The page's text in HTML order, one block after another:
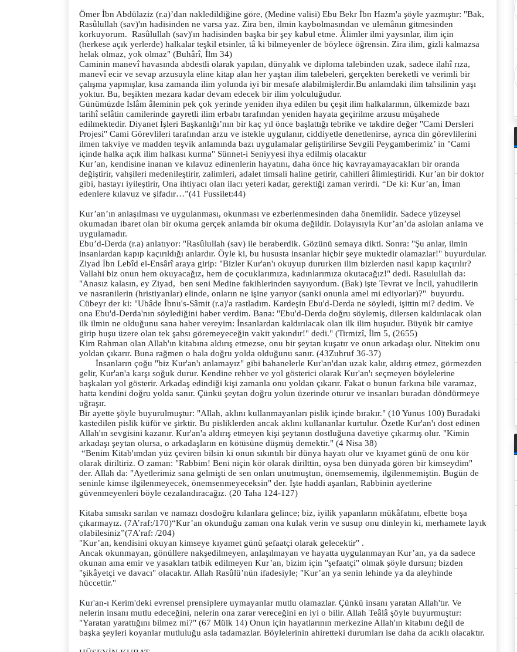
Ömer İbn Abdülaziz (r.a)’dan nakledildiğine göre, (Medine valisi) Ebu Bekr İbn Hazm'a şöyle yazmıştır: "Bak,
Rasûlullah (sav)'ın hadisinden ne varsa yaz. Zira ben, ilmin kaybolmasından ve ulemânın gitmesinden
korkuyorum. Rasûlullah (sav)'ın hadisinden başka bir şey kabul etme. Âlimler ilmi yaysınlar, ilim için
(herkese açık yerlerde) halkalar teşkil etsinler, tâ ki bilmeyenler de böylece öğrensin. Zira ilim, gizli kalmazsa
helak olmaz, yok olmaz" (Buhârî, İlm 34)
Caminin manevî havasında abdestli olarak yapılan, dünyalık ve diploma talebinden uzak, sadece ilahî rıza,
manevî ecir ve sevap arzusuyla eline kitap alan her yaştan ilim talebeleri, gerçekten bereketli ve verimli bir
çalışma yapmışlar, kısa zamanda ilim yolunda iyi bir mesafe alabilmişlerdir.Bu anlamdaki ilim tahsilinin yaşı
yoktur. Bu, beşikten mezara kadar devam edecek bir ilim yolculuğudur.
Günümüzde İslâm âleminin pek çok yerinde yeniden ihya edilen bu çeşit ilim halkalarının, ülkemizde bazı
tarihî selâtin camilerinde gayretli ilim erbabı tarafından yeniden hayata geçirilme arzusu müşahede
edilmektedir. Diyanet İşleri Başkanlığı’nın bir kaç yıl önce başlattığı tebrike ve takdire değer "Cami Dersleri
Projesi" Cami Görevlileri tarafından arzu ve istekle uygulanır, ciddiyetle denetlenirse, ayrıca din görevlilerini
ilmen takviye ve madden teşvik anlamında bazı uygulamalar geliştirilirse Sevgili Peygamberimiz’ in "Cami
içinde halka açık ilim halkası kurma" Sünnet-i Seniyyesi ihya edilmiş olacaktır
Kur’an, kendisine inanan ve kılavuz edinenlerin hayatını, daha önce hiç kavrayamayacakları bir oranda
değiştirir, vahşileri medenileştirir, zalimleri, adalet timsali haline getirir, cahilleri âlimleştiridi. Kur’an bir doktor
gibi, hastayı iyileştirir, Ona ihtiyacı olan ilacı yeteri kadar, gerektiği zaman verirdi. “De ki: Kur’an, İman
edenlere kılavuz ve şifadır…”(41 Fussilet:44)
Kur’an’ın anlaşılması ve uygulanması, okunması ve ezberlenmesinden daha önemlidir. Sadece yüzeysel
okumadan ibaret olan bir okuma gerçek anlamda bir okuma değildir. Dolayısıyla Kur’an’da aslolan anlama ve
uygulamadır.
Ebu’d-Derda (r.a) anlatıyor: "Rasûlullah (sav) ile beraberdik. Gözünü semaya dikti. Sonra: "Şu anlar, ilmin
insanlardan kapıp kaçırıldığı anlardır. Öyle ki, bu hususta insanlar hiçbir şeye muktedir olamazlar!" buyurdular.
Ziyad İbn Lebîd el-Ensârî araya girip: "Bizler Kur'an'ı okuyup dururken ilim bizlerden nasıl kapıp kaçırılır?
Vallahi biz onun hem okuyacağız, hem de çocuklarımıza, kadınlarımıza okutacağız!" dedi. Rasulullah da:
"Anasız kalasın, ey Ziyad, ben seni Medine fakihlerinden sayıyordum. (Bak) işte Tevrat ve İncil, yahudilerin
ve nasranilerin (hristiyanlar) elinde, onların ne işine yarıyor (sanki onunla amel mi ediyorlar)?" buyurdu.
Cübeyr der ki: "Ubâde İbnu's-Sâmit (r.a)'a rastladım. Kardeşin Ebu'd-Derda ne söyledi, işittin mi? dedim. Ve
ona Ebu'd-Derda'nın söylediğini haber verdim. Bana: "Ebu'd-Derda doğru söylemiş, dilersen kaldırılacak olan
ilk ilmin ne olduğunu sana haber vereyim: İnsanlardan kaldırılacak olan ilk ilim huşudur. Büyük bir camiye
girip huşu üzere olan tek şahsı göremeyeceğin vakit yakındır!" dedi." (Tirmizî, İlm 5, (2655)
Kim Rahman olan Allah'ın kitabına aldırış etmezse, onu bir şeytan kuşatır ve onun arkadaşı olur. Nitekim onu
yoldan çıkarır. Buna rağmen o hala doğru yolda olduğunu sanır. (43Zuhruf 36-37)
İnsanların çoğu "biz Kur'an'ı anlamayız" gibi bahanelerle Kur'an'dan uzak kalır, aldırış etmez, görmezden
gelir, Kur'an'a karşı soğuk durur. Kendine rehber ve yol gösterici olarak Kur'an'ı seçmeyen böylelerine
başkaları yol gösterir. Arkadaş edindiği kişi zamanla onu yoldan çıkarır. Fakat o bunun farkına bile varamaz,
hatta kendini doğru yolda sanır. Çünkü şeytan doğru yolun üzerinde oturur ve insanları buradan döndürmeye
uğraşır.
Bir ayette şöyle buyurulmuştur: "Allah, aklını kullanmayanları pislik içinde bırakır." (10 Yunus 100) Buradaki
kastedilen pislik küfür ve şirktir. Bu pisliklerden ancak aklını kullananlar kurtulur. Özetle Kur'an'ı dost edinen
Allah'ın sevgisini kazanır. Kur'an'a aldırış etmeyen kişi şeytanın dostluğuna davetiye çıkarmış olur. "Kimin
arkadaşı şeytan olursa, o arkadaşların en kötüsüne düşmüş demektir." (4 Nisa 38)
“Benim Kitab'ımdan yüz çeviren bilsin ki onun sıkıntılı bir dünya hayatı olur ve kıyamet günü de onu kör
olarak diriltiriz. O zaman: "Rabbim! Beni niçin kör olarak dirilttin, oysa ben dünyada gören bir kimseydim"
der. Allah da: "Ayetlerimiz sana gelmişti de sen onları unutmuştun, önemsememiş, ilgilenmemiştin. Bugün de
seninle kimse ilgilenmeyecek, önemsenmeyeceksin" der. İşte haddi aşanları, Rabbinin ayetlerine
güvenmeyenleri böyle cezalandıracağız. (20 Taha 124-127)
Kitaba sımsıkı sarılan ve namazı dosdoğru kılanlara gelince; biz, iyilik yapanların mükâfatını, elbette boşa
çıkarmayız. (7A’raf:/170)“Kur’an okunduğu zaman ona kulak verin ve susup onu dinleyin ki, merhamete layık
olabilesiniz”(7A’raf: /204)
"Kur’an, kendisini okuyan kimseye kıyamet günü şefaatçi olarak gelecektir" .
Ancak okunmayan, gönüllere nakşedilmeyen, anlaşılmayan ve hayatta uygulanmayan Kur’an, ya da sadece
okunan ama emir ve yasakları tatbik edilmeyen Kur’an, bizim için "şefaatçi" olmak şöyle dursun; bizden
"şikâyetçi ve davacı" olacaktır. Allah Rasûlü’nün ifadesiyle; "Kur’an ya senin lehinde ya da aleyhinde
hüccettir."
Kur'an-ı Kerim'deki evrensel prensiplere uymayanlar mutlu olamazlar. Çünkü insanı yaratan Allah'tır. Ve
nelerin insanı mutlu edeceğini, nelerin ona zarar vereceğini en iyi o bilir. Allah Teâlâ şöyle buyurmuştur:
"Yaratan yarattığını bilmez mi?" (67 Mülk 14) Onun için hayatlarının merkezine Allah'ın kitabını değil de
başka şeyleri koyanlar mutluluğu asla tadamazlar. Böylelerinin ahiretteki durumları ise daha da acıklı olacaktır.